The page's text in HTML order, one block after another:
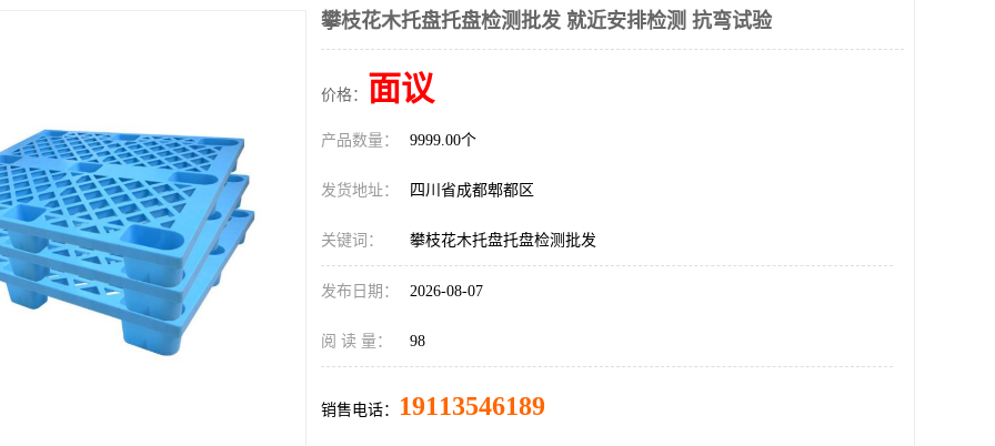
攀枝花木托盘托盘检测批发 就近安排检测 抗弯试验
价格： 面议
产品数量： 9999.00个
发货地址： 四川省成都郫都区
关键词： 攀枝花木托盘托盘检测批发
发布日期： 2026-08-07
阅 读 量： 98
销售电话： 19113546189